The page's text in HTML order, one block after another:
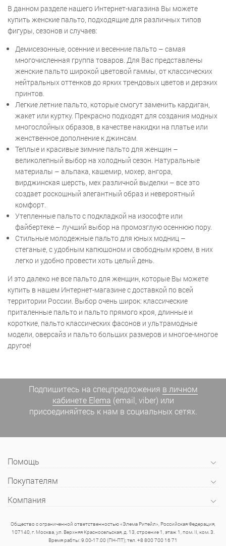
В данном разделе нашего Интернет-магазина Вы можете
купить женские пальто, подходящие для различных типов
фигуры, сезонов и случаев:
Демисезонные, осенние и весенние пальто – самая
многочисленная группа товаров. Для Вас представлены
женские пальто широкой цветовой гаммы, от классических
нейтральных оттенков до ярких трендовых цветов и дерзких
принтов.
Легкие летние пальто, которые смогут заменить кардиган,
жакет или куртку. Прекрасно подходят для создания модных
многослойных образов, в качестве накидки на платье или
женственное дополнение к джинсам.
Теплые и красивые зимние пальто для женщин –
великолепный выбор на холодный сезон. Натуральные
материалы – альпака, кашемир, мохер, ангора,
вирджинская шерсть, мех различной выделки – все это
создает роскошный элегантный образ и невероятный
комфорт.
Утепленные пальто с подкладкой на изософте или
файбертеке – лучший выбор на промозглую осеннюю пору.
Стильные молодежные пальто для юных модниц –
стеганые, с удобным капюшоном и свободным кроем, в них
легко и удобно провести хоть целый день.
И это далеко не все пальто для женщин, которые Вы можете
купить в нашем Интернет-магазине с доставкой по всей
территории России. Выбор очень широк: классические
приталенные пальто и пальто прямого кроя, длинные и
короткие, пальто классических фасонов и ультрамодные
модели, оверсайз и пальто больших размеров и многое-многое
другое!
Подпишитесь на спецпредложения в личном
кабинете Elema (email, viber) или
присоединяйтесь к нам в социальных сетях.
Помощь
Покупателям
Компания
Общество с ограниченной ответственностью «Элема Ритейл», Российская Федерация,
107140, г. Москва, ул. Верхняя Красносельская, д. 13, строение 1, этаж 1, пом. II, ком. 3.
Время рабты: 9.00-17.00 (ПН-ПТ); тел. +8 800 700 16 71